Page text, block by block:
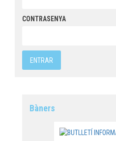
CONTRASENYA
Bàners